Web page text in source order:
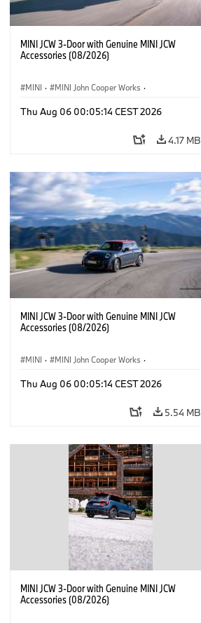
MINI JCW 3-Door with Genuine MINI JCW
Accessories (08/2026)
MINI · MINI John Cooper Works ·
Optional Extras, Accessories
Thu Aug 06 00:05:14 CEST 2026
4.17 MB
MINI JCW 3-Door with Genuine MINI JCW
Accessories (08/2026)
MINI · MINI John Cooper Works ·
Optional Extras, Accessories
Thu Aug 06 00:05:14 CEST 2026
5.54 MB
MINI JCW 3-Door with Genuine MINI JCW
Accessories (08/2026)